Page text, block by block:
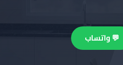
💬 واتساب